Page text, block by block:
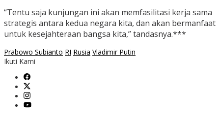
“Tentu saja kunjungan ini akan memfasilitasi kerja sama
strategis antara kedua negara kita, dan akan bermanfaat
untuk kesejahteraan bangsa kita,” tandasnya.***
Prabowo Subianto RI Rusia Vladimir Putin
Ikuti Kami